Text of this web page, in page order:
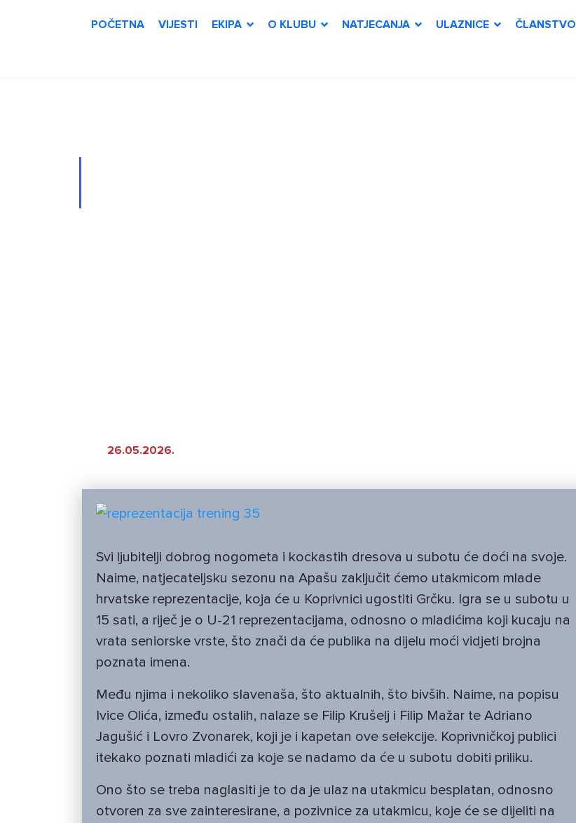
POČETNA VIJESTI EKIPA O KLUBU NATJECANJA ULAZNICE ČLANSTVO
26.05.2026.
Svi ljubitelji dobrog nogometa i kockastih dresova u subotu će doći na svoje.
Naime, natjecateljsku sezonu na Apašu zaključit ćemo utakmicom mlade
hrvatske reprezentacije, koja će u Koprivnici ugostiti Grčku. Igra se u subotu u
15 sati, a riječ je o U-21 reprezentacijama, odnosno o mladićima koji kucaju na
vrata seniorske vrste, što znači da će publika na dijelu moći vidjeti brojna
poznata imena.
Među njima i nekoliko slavenaša, što aktualnih, što bivših. Naime, na popisu
Ivice Olića, između ostalih, nalaze se Filip Krušelj i Filip Mažar te Adriano
Jagušić i Lovro Zvonarek, koji je i kapetan ove selekcije. Koprivničkoj publici
itekako poznati mladići za koje se nadamo da će u subotu dobiti priliku.
Ono što se treba naglasiti je to da je ulaz na utakmicu besplatan, odnosno
otvoren za sve zainteresirane, a pozivnice za utakmicu, koje će se dijeliti na